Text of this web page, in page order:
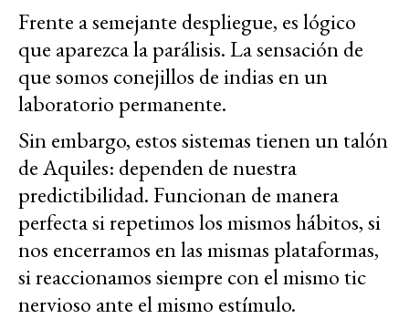
Frente a semejante despliegue, es lógico
que aparezca la parálisis. La sensación de
que somos conejillos de indias en un
laboratorio permanente.
Sin embargo, estos sistemas tienen un talón
de Aquiles: dependen de nuestra
predictibilidad. Funcionan de manera
perfecta si repetimos los mismos hábitos, si
nos encerramos en las mismas plataformas,
si reaccionamos siempre con el mismo tic
nervioso ante el mismo estímulo.